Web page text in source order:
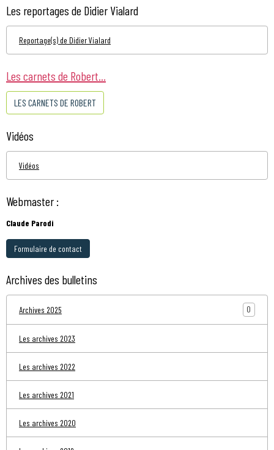
Les reportages de Didier Vialard
Reportage(s) de Didier Vialard
Les carnets de Robert...
LES CARNETS DE ROBERT
Vidéos
Vidéos
Webmaster :
Claude Parodi
Formulaire de contact
Archives des bulletins
Archives 2025 0
Les archives 2023
Les archives 2022
Les archives 2021
Les archives 2020